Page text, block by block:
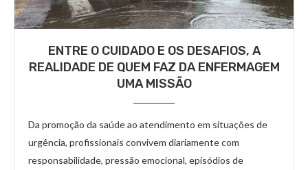
ENTRE O CUIDADO E OS DESAFIOS, A
REALIDADE DE QUEM FAZ DA ENFERMAGEM
UMA MISSÃO
Da promoção da saúde ao atendimento em situações de
urgência, profissionais convivem diariamente com
responsabilidade, pressão emocional, episódios de